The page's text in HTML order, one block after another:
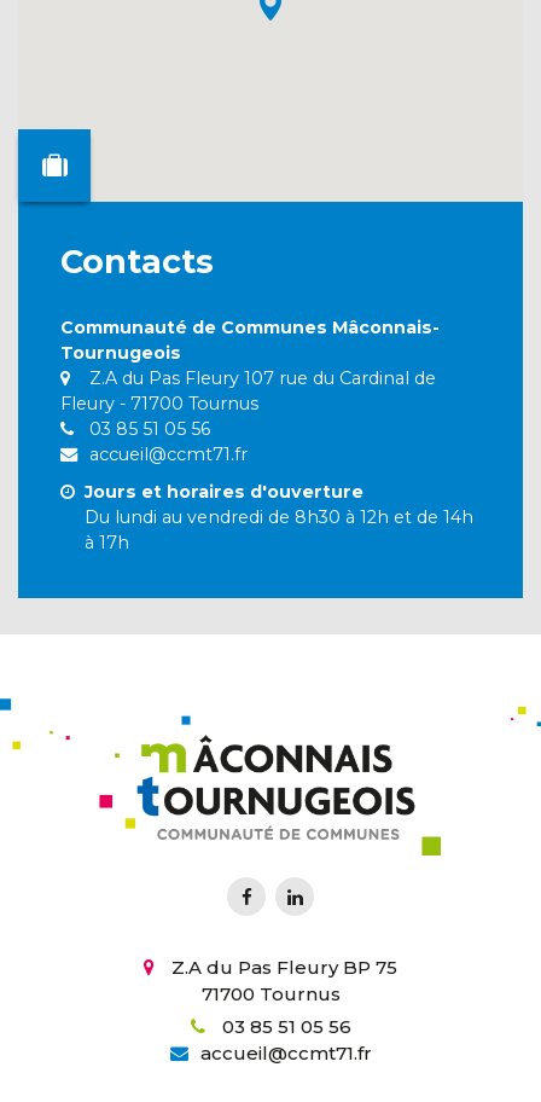
Contacts
Communauté de Communes Mâconnais-
Tournugeois
Z.A du Pas Fleury 107 rue du Cardinal de
Fleury - 71700 Tournus
03 85 51 05 56
accueil@ccmt71.fr
Jours et horaires d'ouverture
Du lundi au vendredi de 8h30 à 12h et de 14h
à 17h
Z.A du Pas Fleury BP 75
71700 Tournus
03 85 51 05 56
accueil@ccmt71.fr